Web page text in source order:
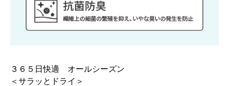
３６５日快適 オールシーズン
＜サラッとドライ＞